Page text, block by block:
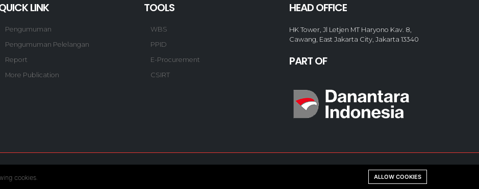
LINK
Pengumuman
Pengumuman Pelelangan
Report
More Publication
TOOLS
WBS
PPID
E-Procurement
CSIRT
HEAD OFFICE
HK Tower, Jl Letjen MT Haryono Kav. 8,
Cawang, East Jakarta City, Jakarta 13340
PART OF
cookies. ALLOW COOKIES